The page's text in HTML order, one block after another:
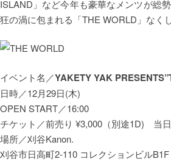
ISLAND」など今年も豪華なメンツが総
狂の渦に包まれる「THE WORLD」なく
イベント名／YAKETY YAK
日時／12月29日(木)
OPEN START／16:00
チケット／前売り ¥3,000（別途1D) 当日
場所／刈谷Kanon.
刈谷市日高町2-110 コレクションビルB1F